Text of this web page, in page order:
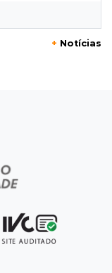
de jogo que
MG e segue
sequestro
+ Notícias